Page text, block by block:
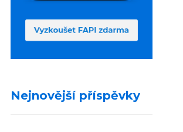
Nejnovější příspěvky